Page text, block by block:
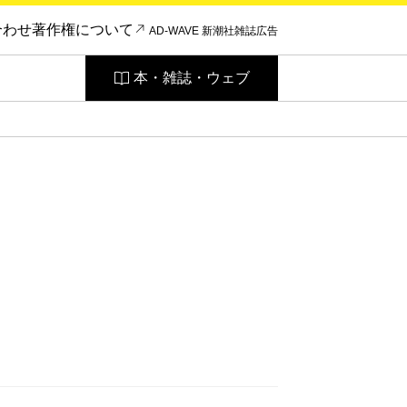
せ著作権について AD-WAVE 新潮社雑誌広告
本・雑誌・ウェブ